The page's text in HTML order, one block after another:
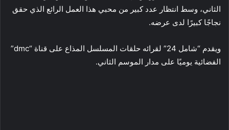
الثاني، وسط انتظار عدد كبير من محبي هذا العمل الرائع الذي حقق
نجاجًا كبيرًا لدى عرضه.
ويقدم “شامل 24” لقرائه حلقات المسلسل المذاع على قناة “dmc”
الفضائية يوميًا على مدار الموسم الثاني.